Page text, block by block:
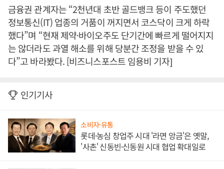
금융권 관계자는 “2천년대 초반 골드뱅크 등이 주도했던
정보통신(IT) 업종의 거품이 꺼지면서 코스닥이 크게 하락
했다”며 “현재 제약·바이오주도 단기간에 빠르게 떨어지지
는 않더라도 과열 해소를 위해 당분간 조정을 받을 수 있
다”고 바라봤다. [비즈니스포스트 임용비 기자]
인기기사
소비자·유통
롯데·농심 창업주 시대 '라면 앙금'은 옛말,
'사촌' 신동빈·신동원 시대 협업 확대일로